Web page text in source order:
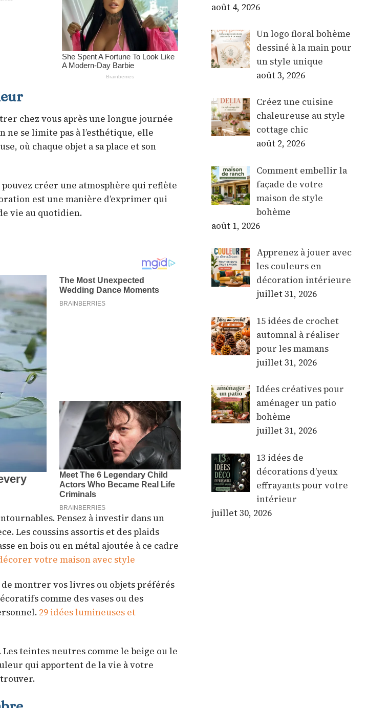
chez vous après une longue journée
se limite pas à l’esthétique, elle
où chaque objet a sa place et son
créer une atmosphère qui reflète
est une manière d’exprimer qui
vie au quotidien.
Pensez à investir dans un
Les coussins assortis et des plaids
en bois ou en métal ajoutée à ce cadre
votre maison avec style
montrer vos livres ou objets préférés
comme des vases ou des
29 idées lumineuses et
teintes neutres comme le beige ou le
qui apportent de la vie à votre
août 4, 2026
Un logo floral bohème
dessiné à la main pour
un style unique
août 3, 2026
Créez une cuisine
chaleureuse au style
cottage chic
août 2, 2026
Comment embellir la
façade de votre
maison de style
bohème
août 1, 2026
Apprenez à jouer avec
les couleurs en
décoration intérieure
juillet 31, 2026
15 idées de crochet
automnal à réaliser
pour les mamans
juillet 31, 2026
Idées créatives pour
aménager un patio
bohème
juillet 31, 2026
13 idées de
décorations d’yeux
effrayants pour votre
intérieur
juillet 30, 2026